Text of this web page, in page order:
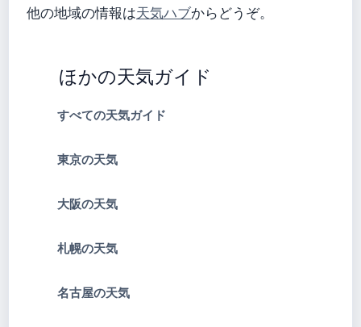
他の地域の情報は天気ハブからどうぞ。
ほかの天気ガイド
すべての天気ガイド
東京の天気
大阪の天気
札幌の天気
名古屋の天気